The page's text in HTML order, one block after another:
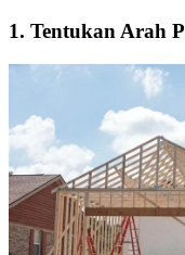
1. Tentukan Arah